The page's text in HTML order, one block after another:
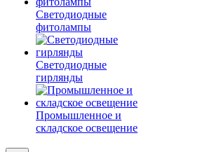
Светодиодные
фитолампы
Светодиодные
гирлянды
Промышленное и
складское освещение